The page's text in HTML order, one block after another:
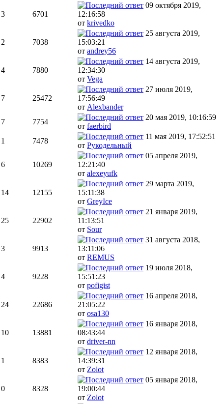
3 6701
09 октября 2019,
12:16:58
от krivedko
2 7038
25 августа 2019,
15:03:21
от andrey56
4 7880
14 августа 2019,
12:34:30
от Vega
7 25472
27 июля 2019,
17:56:49
от Alexbander
7 7754
20 мая 2019, 10:16:59
от faerbird
1 7478
11 мая 2019, 17:52:51
от Рукодельный
6 10269
05 апреля 2019,
12:21:40
от alexeyufk
14 12155
29 марта 2019,
15:11:38
от GreyIce
25 22902
21 января 2019,
11:13:51
от Sour
3 9913
31 августа 2018,
13:11:06
от REMUS
4 9228
19 июля 2018,
15:51:23
от pofigist
24 22686
16 апреля 2018,
21:05:22
от osa130
10 13881
16 января 2018,
08:43:44
от driver-nn
1 8383
12 января 2018,
14:39:31
от Zolot
0 8328
05 января 2018,
19:00:44
от Zolot